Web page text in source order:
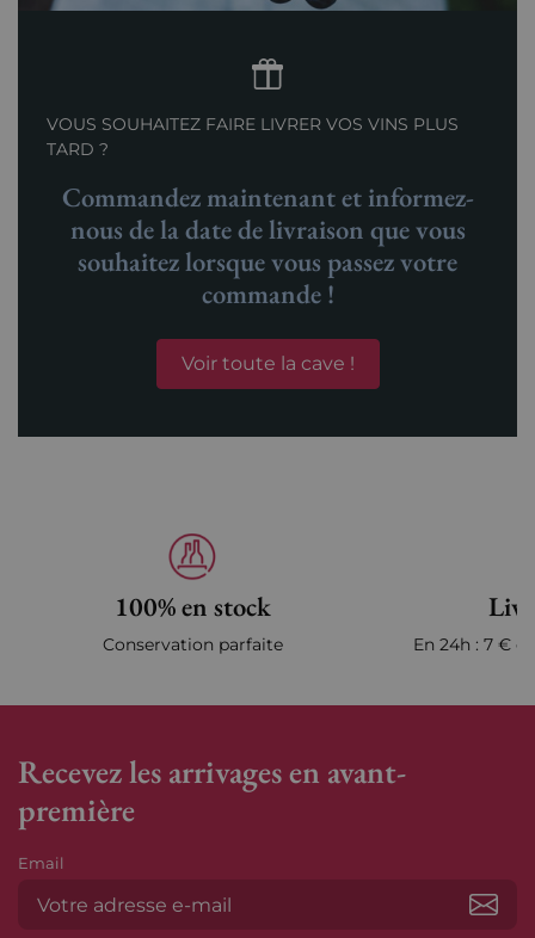
VOUS SOUHAITEZ FAIRE LIVRER VOS VINS PLUS
TARD ?
Commandez maintenant et informez-
nous de la date de livraison que vous
souhaitez lorsque vous passez votre
commande !
Voir toute la cave !
100% en stock
Conservation parfaite En 24h : 7 €
Recevez les arrivages en avant-
première
Email